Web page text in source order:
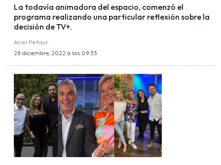
La todavía animadora del espacio, comenzó el
programa realizando una particular reflexión sobre la
decisión de TV+.
Ariel Pefaur
28 diciembre, 2022 a las 09:33